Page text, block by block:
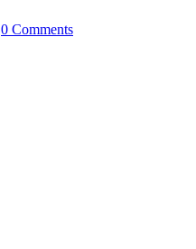
0 Comments